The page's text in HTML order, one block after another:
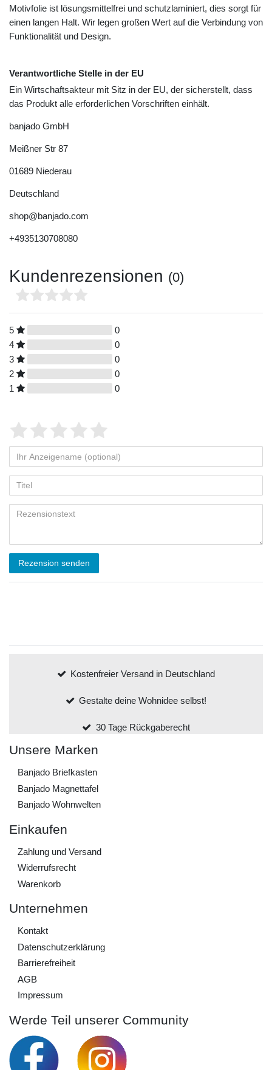
Motivfolie ist lösungsmittelfrei und schutzlaminiert, dies sorgt für
einen langen Halt. Wir legen großen Wert auf die Verbindung von
Funktionalität und Design.
Verantwortliche Stelle in der EU
Ein Wirtschaftsakteur mit Sitz in der EU, der sicherstellt, dass
das Produkt alle erforderlichen Vorschriften einhält.
banjado GmbH
Meißner Str 87
01689 Niederau
Deutschland
shop@banjado.com
+4935130708080
Kundenrezensionen (0)
5
0
4
0
3
0
2
0
1
0
Rezension senden
Kostenfreier Versand in Deutschland
Gestalte deine Wohnidee selbst!
30 Tage Rückgaberecht
Unsere Marken
Banjado Briefkasten
Banjado Magnettafel
Banjado Wohnwelten
Einkaufen
Zahlung und Versand
Widerrufs­recht
Warenkorb
Unternehmen
Kontakt
Daten­schutz­erklärung
Barrierefreiheit
AGB
Impressum
Werde Teil unserer Community